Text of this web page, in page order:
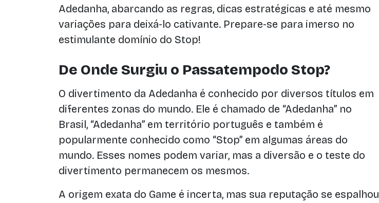
Adedanha, abarcando as regras, dicas estratégicas e até mesmo
variações para deixá-lo cativante. Prepare-se para imerso no
estimulante domínio do Stop!
De Onde Surgiu o Passatempodo Stop?
O divertimento da Adedanha é conhecido por diversos títulos em
diferentes zonas do mundo. Ele é chamado de “Adedanha” no
Brasil, “Adedanha” em território português e também é
popularmente conhecido como “Stop” em algumas áreas do
mundo. Esses nomes podem variar, mas a diversão e o teste do
divertimento permanecem os mesmos.
A origem exata do Game é incerta, mas sua reputação se espalhou